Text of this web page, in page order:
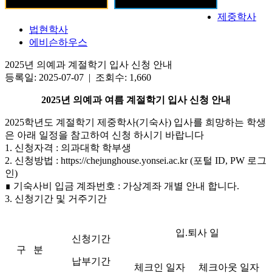
제중학사
법현학사
에비슨하우스
2025년 의예과 계절학기 입사 신청 안내
등록일: 2025-07-07 | 조회수: 1,660
2025년 의예과 여름 계절학기 입사 신청 안내
2025학년도 계절학기 제중학사(기숙사) 입사를 희망하는 학생
은 아래 일정을 참고하여 신청 하시기 바랍니다
1. 신청자격 : 의과대학 학부생
2. 신청방법 : https://chejunghouse.yonsei.ac.kr (포털 ID, PW 로그
인)
∎ 기숙사비 입금 계좌번호 : 가상계좌 개별 안내 합니다.
3. 신청기간 및 거주기간
구 분
신청기간
납부기간
입.퇴사 일
체크인 일자 체크아웃 일자